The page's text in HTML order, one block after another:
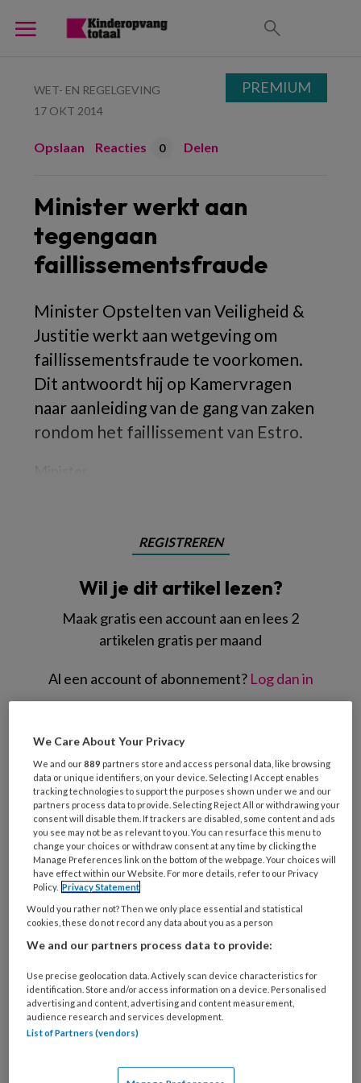
WET- EN REGELGEVING
17 OKT 2014
Opslaan Reacties 0 Delen
Minister werkt aan
tegengaan
faillissementsfraude
Minister Opstelten van Veiligheid &
Justitie werkt aan wetgeving om
faillissementsfraude te voorkomen.
Dit antwoordt hij op Kamervragen
naar aanleiding van de gang van zaken
rondom het faillissement van Estro.
REGISTREREN
Wil je dit artikel lezen?
Maak gratis een account aan en lees 2
artikelen gratis per maand
Al een account of abonnement? Log dan in
is
je
e-
mailadres?
* *
Kies
je
wachtwoord* *
Kies
je
functie *
Bij
welke
organisatie
werk
je?
Untitled
Ontvang 2x per week de
KinderopvangTotaal nieuwsbrief
Management Kinderopvang
PREMIUM
We Care About Your Privacy
We and our889 partners store and access personal data, like browsing
data or unique identifiers, on your device. Selecting I Accept enables
tracking technologies to support the purposes shown under we and our
partners process data to provide. Selecting Reject All or withdrawing your
consent will disable them. If trackers are disabled, some content and ads
you see may not be as relevant to you. You can resurface this menu to
change your choices or withdraw consent at any time by clicking the
Manage Preferences link on the bottom of the webpage. Your choices will
have effect within our Website. For more details, refer to our Privacy
Policy. Privacy Statement
Would you rather not? Then we only place essential and statistical
cookies, these do not record any data about you as a person
We and our partners process data to provide:
Use precise geolocation data. Actively scan device characteristics for
identification. Store and/or access information on a device. Personalised
advertising and content, advertising and content measurement,
audience research and services development.
List of Partners (vendors)